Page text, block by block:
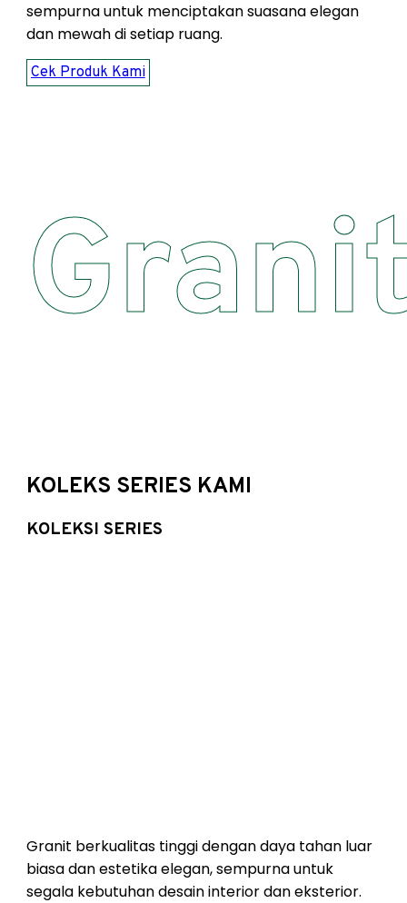
sempurna untuk menciptakan suasana elegan
dan mewah di setiap ruang.
Cek Produk Kami
KOLEKS SERIES KAMI
KOLEKSI SERIES
Granit berkualitas tinggi dengan daya tahan luar
biasa dan estetika elegan, sempurna untuk
segala kebutuhan desain interior dan eksterior.